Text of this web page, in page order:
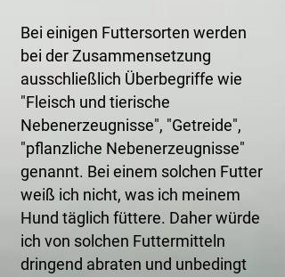
Bei einigen Futtersorten werden
bei der Zusammensetzung
ausschließlich Überbegriffe wie
"Fleisch und tierische
Nebenerzeugnisse", "Getreide",
"pflanzliche Nebenerzeugnisse"
genannt. Bei einem solchen Futter
weiß ich nicht, was ich meinem
Hund täglich füttere. Daher würde
ich von solchen Futtermitteln
dringend abraten und unbedingt